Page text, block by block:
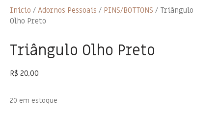
Início / Adornos Pessoais / PINS/BOTTONS / Triângulo
Olho Preto
Triângulo Olho Preto
R$ 20,00
20 em estoque